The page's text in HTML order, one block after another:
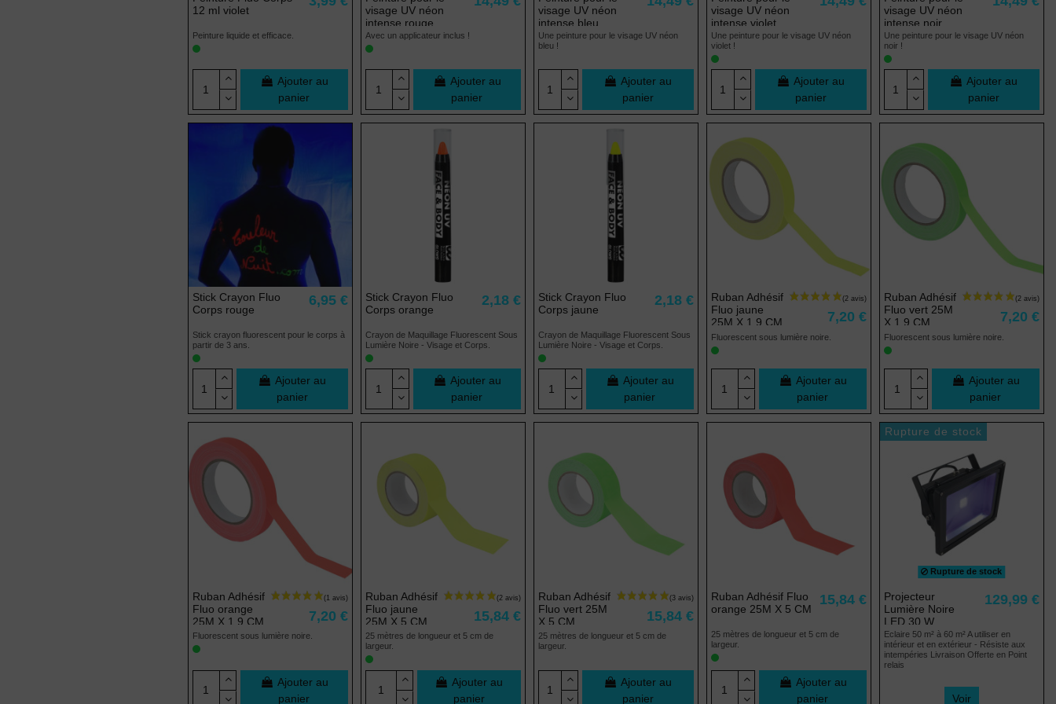
12 ml violet
Peinture liquide et efficace.
Ajouter au
panier
visage UV néon
intense rouge
Avec un applicateur inclus !
Ajouter au
panier
visage UV néon
intense bleu
Une peinture pour le visage UV néon
bleu !
Ajouter au
panier
visage UV néon
intense violet
Une peinture pour le visage UV néon
violet !
Ajouter au
panier
visage UV néon
intense noir
Une peinture pour le visage UV néon
noir !
Ajouter au
panier
Stick Crayon Fluo
Corps rouge
6,95 €
Stick crayon fluorescent pour le corps à
partir de 3 ans.
Ajouter au
panier
Stick Crayon Fluo
Corps orange
2,18 €
Crayon de Maquillage Fluorescent Sous
Lumière Noire - Visage et Corps.
Ajouter au
panier
Stick Crayon Fluo
Corps jaune
2,18 €
Crayon de Maquillage Fluorescent Sous
Lumière Noire - Visage et Corps.
Ajouter au
panier
Ruban Adhésif
Fluo jaune
25M X 1,9 CM
7,20 €
Fluorescent sous lumière noire.
Ajouter au
panier
Ruban Adhésif
Fluo vert 25M
X 1,9 CM
7,20 €
Fluorescent sous lumière noire.
Ajouter au
panier
Ruban Adhésif
Fluo orange
25M X 1,9 CM
7,20 €
Fluorescent sous lumière noire.
Ajouter au
panier
Ruban Adhésif
Fluo jaune
25M X 5 CM
15,84 €
25 mètres de longueur et 5 cm de
largeur.
Ajouter au
panier
Ruban Adhésif
Fluo vert 25M
X 5 CM
15,84 €
25 mètres de longueur et 5 cm de
largeur.
Ajouter au
panier
Ruban Adhésif Fluo
orange 25M X 5 CM
15,84 €
25 mètres de longueur et 5 cm de
largeur.
Ajouter au
panier
Rupture de stock
Rupture de stock
Projecteur
Lumière Noire
LED 30 W
129,99 €
Eclaire 50 m² à 60 m² A utiliser en
intérieur et en extérieur - Résiste aux
intempéries Livraison Offerte en Point
relais
Voir